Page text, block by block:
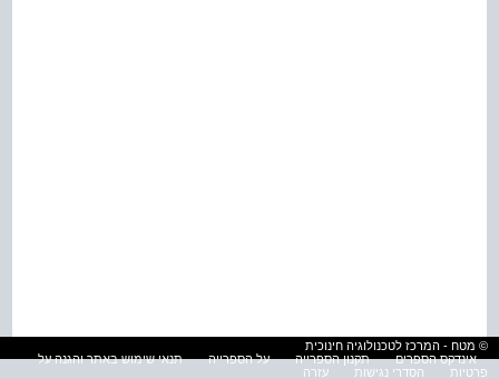
© מטח - המרכז לטכנולוגיה חינוכית
אינדקס הספרים
תקנון הספרייה על הספרייה
תנאי שימוש באתר והגנה על
פרטיות
הסדרי נגישות עזרה